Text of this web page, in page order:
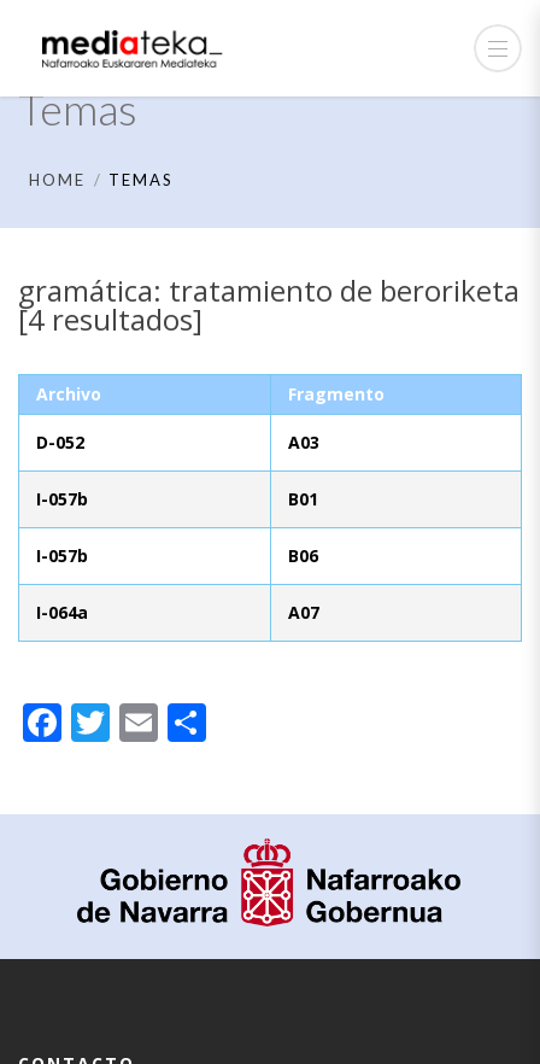
Temas
HOME TEMAS
gramática: tratamiento de beroriketa
[4 resultados]
Archivo Fragmento
D-052 A03
I-057b B01
I-057b B06
I-064a A07
Facebook
Twitter
Email